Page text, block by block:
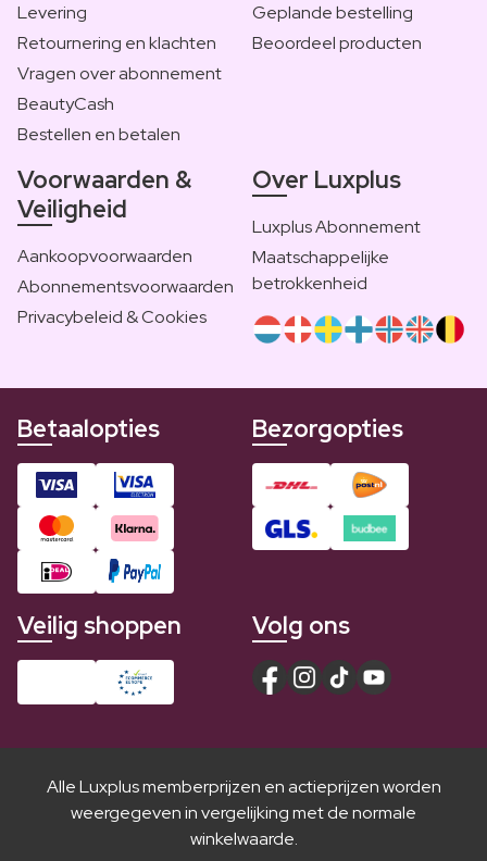
Levering
Retournering en klachten
Vragen over abonnement
BeautyCash
Bestellen en betalen
Geplande bestelling
Beoordeel producten
Voorwaarden &
Veiligheid
Aankoopvoorwaarden
Abonnementsvoorwaarden
Privacybeleid & Cookies
Over Luxplus
Luxplus Abonnement
Maatschappelijke
betrokkenheid
Betaalopties Bezorgopties
Veilig shoppen Volg ons
Alle Luxplus memberprijzen en actieprijzen worden
weergegeven in vergelijking met de normale
winkelwaarde.